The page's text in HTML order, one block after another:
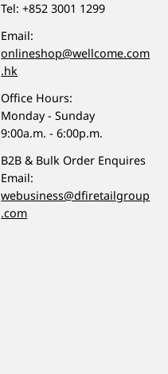
Tel:+852 3001 1299
Email:
onlineshop@wellcome.com
.hk
Office Hours:
Monday - Sunday
9:00a.m. - 6:00p.m.
B2B & Bulk Order Enquires
Email:
webusiness@dfiretailgroup
.com